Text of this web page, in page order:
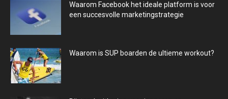
Waarom Facebook het ideale platform is voor
een succesvolle marketingstrategie
Waarom is SUP boarden de ultieme workout?